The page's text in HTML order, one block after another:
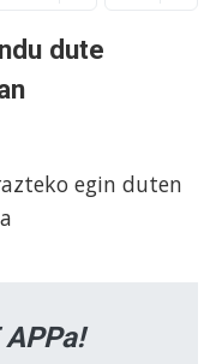
dute
egin duten
APPa!